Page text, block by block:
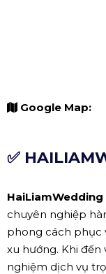
Google Map:
✅
HaiLiamWedding
chuyên nghiệp
phong cách phục
xu hướng. Khi đến
nghiệm dịch vụ